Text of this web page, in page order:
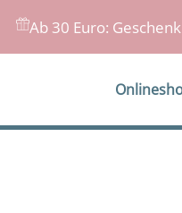
Ab 30 Euro: